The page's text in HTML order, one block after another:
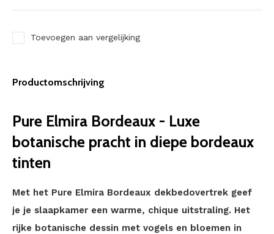
Toevoegen aan vergelijking
Productomschrijving
Pure Elmira Bordeaux - Luxe
botanische pracht in diepe bordeaux
tinten
Met het Pure Elmira Bordeaux dekbedovertrek geef
je je slaapkamer een warme, chique uitstraling. Het
rijke botanische dessin met vogels en bloemen in